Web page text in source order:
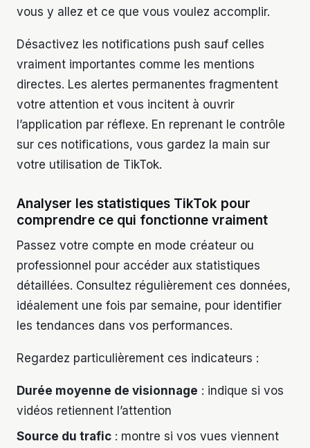
vous y allez et ce que vous voulez accomplir.
Désactivez les notifications push sauf celles
vraiment importantes comme les mentions
directes. Les alertes permanentes fragmentent
votre attention et vous incitent à ouvrir
l’application par réflexe. En reprenant le contrôle
sur ces notifications, vous gardez la main sur
votre utilisation de TikTok.
Analyser les statistiques TikTok pour
comprendre ce qui fonctionne vraiment
Passez votre compte en mode créateur ou
professionnel pour accéder aux statistiques
détaillées. Consultez régulièrement ces données,
idéalement une fois par semaine, pour identifier
les tendances dans vos performances.
Regardez particulièrement ces indicateurs :
Durée moyenne de visionnage : indique si vos
vidéos retiennent l’attention
Source du trafic : montre si vos vues viennent